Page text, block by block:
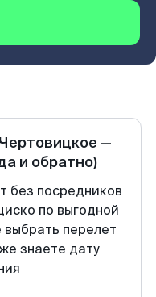
Чертовицкое —
и обратно)
без посредников
по выгодной
перелет
знаете дату